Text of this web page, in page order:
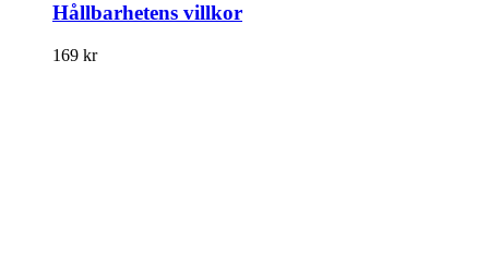
Hållbarhetens villkor
169 kr